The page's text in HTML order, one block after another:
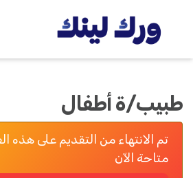
طبيب/ة أطفال
تم الانتهاء من التقديم على هذه
متاحة الآن